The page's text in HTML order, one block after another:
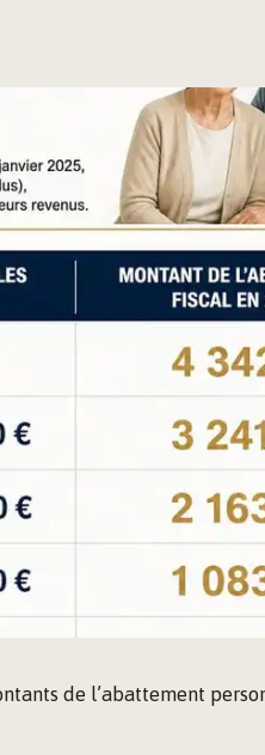
de l’abattement